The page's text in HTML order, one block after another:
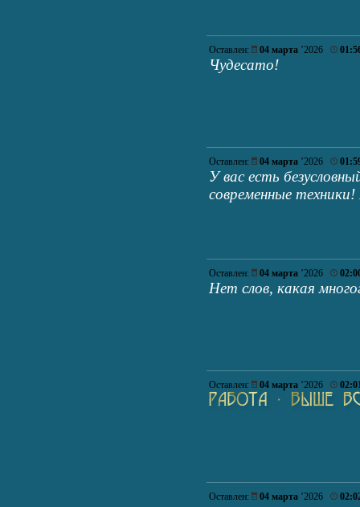
Оставлен: 04 марта ’2026
Чудесато!
Оставлен: 04 марта ’2026
У вас есть
современные
Оставлен: 04 марта ’2026
Нет слов, какая
Оставлен: 04 марта ’2026
Оставлен: 04 марта ’2026